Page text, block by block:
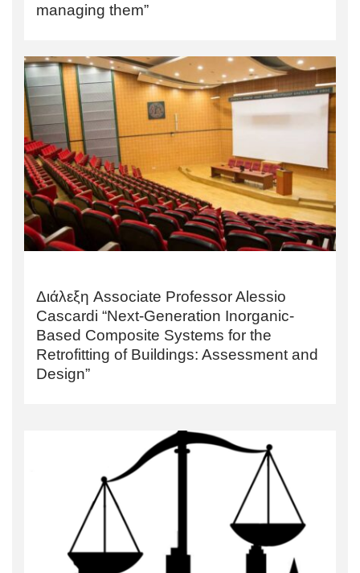
managing them”
Διάλεξη Associate Professor Alessio
Cascardi “Next-Generation Inorganic-
Based Composite Systems for the
Retrofitting of Buildings: Assessment and
Design”